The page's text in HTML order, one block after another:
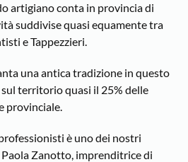
artigiano conta in provincia di
suddivise quasi equamente tra
e Tappezzieri.
una antica tradizione in questo
territorio quasi il 25% delle
provinciale.
è uno dei nostri
Zanotto, imprenditrice di